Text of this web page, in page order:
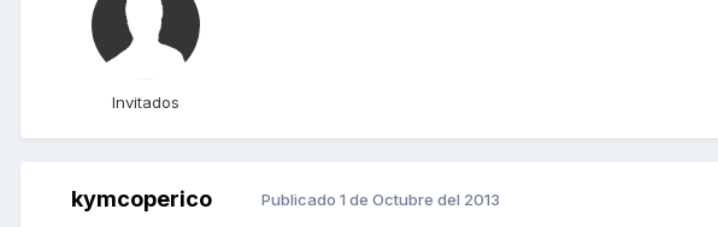
Invitados
kymcoperico Publicado 1 de Octubre del 2013